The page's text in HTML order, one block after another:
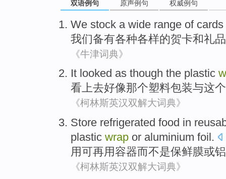
双语例句 原声例句 权威例句
We stock a wide range of cards
我们备有各种各样的贺卡和礼品
《牛津词典》
It looked as though the plastic
看上去好像那个塑料包装与这
《柯林斯英汉双解大词典》
Store refrigerated food in
plastic wrap or aluminium foil.
用可再用容器而不是保鲜膜或
《柯林斯英汉双解大词典》